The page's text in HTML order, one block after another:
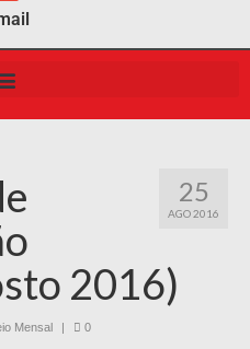
25
AGO 2016
2016)
Mensal 0